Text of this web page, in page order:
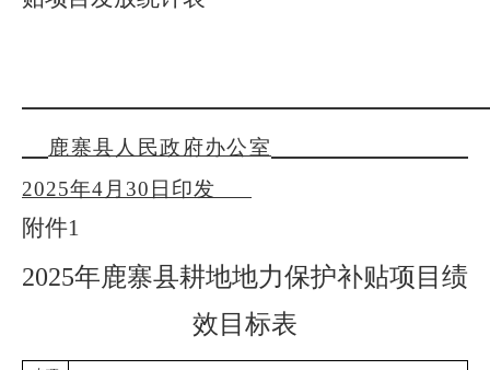
鹿寨县人民政府办公室
2025年4月 30 日印发
附件1
2025年鹿寨县耕地地力保护补贴项目绩
效目标表